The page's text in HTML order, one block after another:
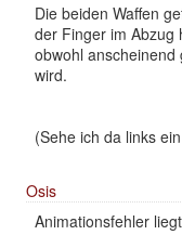
Die beiden Waffen
der Finger im Abzug
obwohl
wird.
(Sehe ich da links
Osis
Animationsfehler